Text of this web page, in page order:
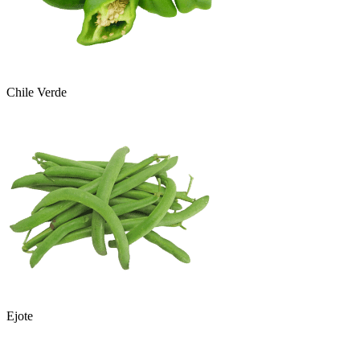
Chile Verde
Ejote